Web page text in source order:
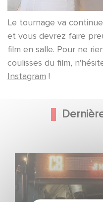
Le tournage va
et vous devrez faire
film en salle. Pour ne
coulisses du film,
Instagram !
Une date de sortie pour
Dubosc